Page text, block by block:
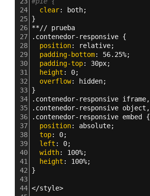
24
  clear
: both;
25 }
26 **// prueba
27
.contenedor-responsive {
28
  position
:
relative;
29
  padding-bottom
: 56.25%;
30
  padding-top
: 30px;
31
  height
: 0;
32
  overflow
: hidden;
33 }
34
.contenedor-responsive iframe,
35
.contenedor-responsive object,
36
.contenedor-responsive embed {
37
  position
: absolute;
38
  top
: 0;
39
  left
: 0;
40
  width
: 100%;
41
  height
: 100%;
42
}
43
44 </style>